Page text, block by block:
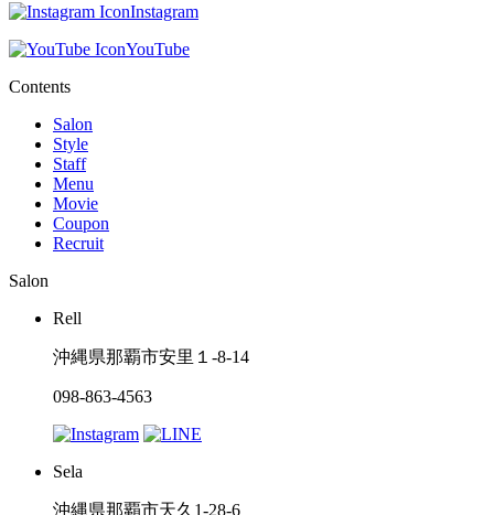
Instagram
YouTube
Contents
Salon
Style
Staff
Menu
Movie
Coupon
Recruit
Salon
Rell
沖縄県那覇市安里１-8-14
098-863-4563
Sela
沖縄県那覇市天久1-28-6